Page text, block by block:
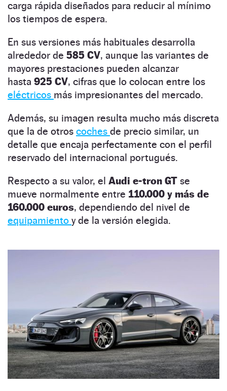
carga rápida diseñados para reducir al mínimo
los tiempos de espera.
En sus versiones más habituales desarrolla
alrededor de 585 CV, aunque las variantes de
mayores prestaciones pueden alcanzar
hasta 925 CV, cifras que lo colocan entre los
eléctricos más impresionantes del mercado.
Además, su imagen resulta mucho más discreta
que la de otros coches de precio similar, un
detalle que encaja perfectamente con el perfil
reservado del internacional portugués.
Respecto a su valor, el Audi e-tron GT se
mueve normalmente entre 110.000 y más de
160.000 euros, dependiendo del nivel de
equipamiento y de la versión elegida.